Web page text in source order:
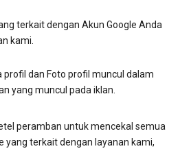
terkait dengan Akun Google Anda
kami.
profil dan Foto profil muncul dalam
yang muncul pada iklan.
peramban untuk mencekal semua
yang terkait dengan layanan kami,